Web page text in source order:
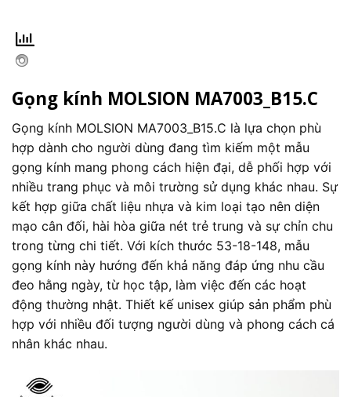
Gọng kính MOLSION MA7003_B15.C
Gọng kính MOLSION MA7003_B15.C là lựa chọn phù
hợp dành cho người dùng đang tìm kiếm một mẫu
gọng kính mang phong cách hiện đại, dễ phối hợp với
nhiều trang phục và môi trường sử dụng khác nhau. Sự
kết hợp giữa chất liệu nhựa và kim loại tạo nên diện
mạo cân đối, hài hòa giữa nét trẻ trung và sự chỉn chu
trong từng chi tiết. Với kích thước 53-18-148, mẫu
gọng kính này hướng đến khả năng đáp ứng nhu cầu
đeo hằng ngày, từ học tập, làm việc đến các hoạt
động thường nhật. Thiết kế unisex giúp sản phẩm phù
hợp với nhiều đối tượng người dùng và phong cách cá
nhân khác nhau.